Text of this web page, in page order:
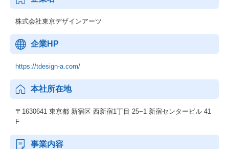
株式会社東京デザインアーツ
企業HP
https://tdesign-a.com/
本社所在地
〒1630641 東京都 新宿区 西新宿1丁目 25−1 新宿センタービル 41
F
事業内容